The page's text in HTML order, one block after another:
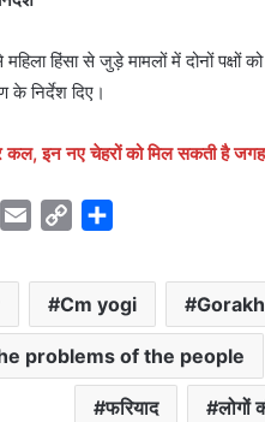
महिला हिंसा से जुड़े मामलों में दोनों
के निर्देश दिए।
कल, इन नए चेहरों को मिल सकती है जगह
a
l
p
y
L
i
a
r
e
Cm yogi
problems of the people
फरियाद लोगों